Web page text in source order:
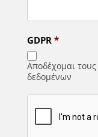
GDPR *
Αποδέχομαι τους
δεδομένων